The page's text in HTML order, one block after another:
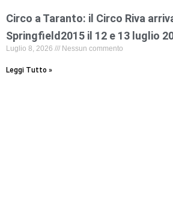
Circo a Taranto: il Circo Riva
Springfield2015 il 12 e 13 luglio
Luglio 8, 2026 Nessun commento
Leggi Tutto »